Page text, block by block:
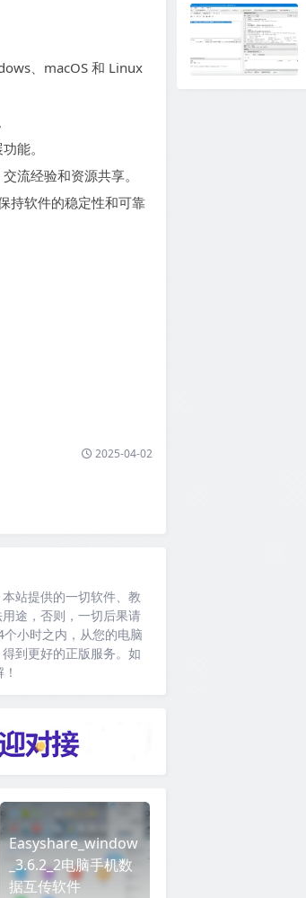
、macOS 和 Linux
能。
流经验和资源共享。
持软件的稳定性和可靠
2025-04-02
站提供的一切软件、教
途，否则，一切后果请
小时之内，从您的电脑
到更好的正版服务。如
Easyshare_window
_3.6.2_2电脑手机数
据互传软件